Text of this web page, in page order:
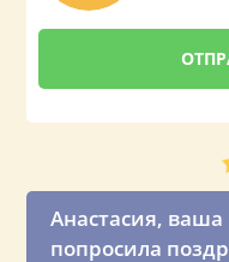
Анастасия, ваша
попросила